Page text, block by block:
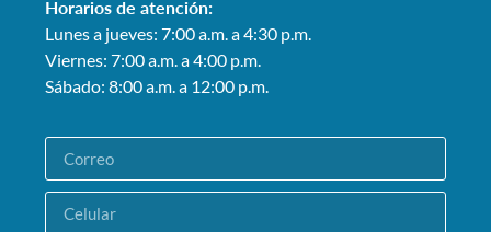
Horarios de atención:
Lunes a jueves: 7:00 a.m. a 4:30 p.m.
Viernes: 7:00 a.m. a 4:00 p.m.
Sábado: 8:00 a.m. a 12:00 p.m.